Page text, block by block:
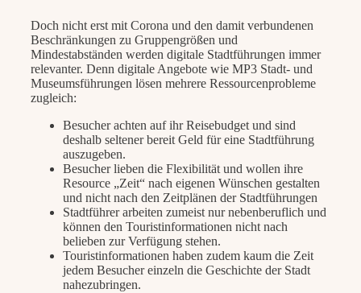
Doch nicht erst mit Corona und den damit verbundenen
Beschränkungen zu Gruppengrößen und
Mindestabständen werden digitale Stadtführungen immer
relevanter. Denn digitale Angebote wie MP3 Stadt- und
Museumsführungen lösen mehrere Ressourcenprobleme
zugleich:
Besucher achten auf ihr Reisebudget und sind
deshalb seltener bereit Geld für eine Stadtführung
auszugeben.
Besucher lieben die Flexibilität und wollen ihre
Resource „Zeit“ nach eigenen Wünschen gestalten
und nicht nach den Zeitplänen der Stadtführungen
Stadtführer arbeiten zumeist nur nebenberuflich und
können den Touristinformationen nicht nach
belieben zur Verfügung stehen.
Touristinformationen haben zudem kaum die Zeit
jedem Besucher einzeln die Geschichte der Stadt
nahezubringen.